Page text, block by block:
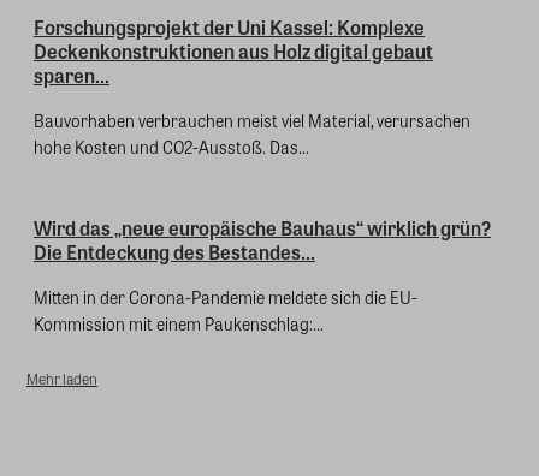
Forschungsprojekt der Uni Kassel: Komplexe
Deckenkonstruktionen aus Holz digital gebaut
sparen...
Bauvorhaben verbrauchen meist viel Material, verursachen
hohe Kosten und CO2-Ausstoß. Das...
Wird das „neue europäische Bauhaus“ wirklich grün?
Die Entdeckung des Bestandes...
Mitten in der Corona-Pandemie meldete sich die EU-
Kommission mit einem Paukenschlag:...
Mehr laden